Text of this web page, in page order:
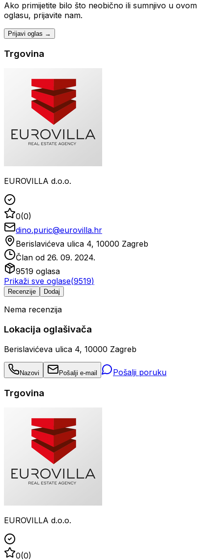
Ako primijetite bilo što neobično ili sumnjivo u ovom
oglasu, prijavite nam.
Prijavi oglas →
Trgovina
EUROVILLA d.o.o.
0(0)
dino.puric@eurovilla.hr
Berislavićeva ulica 4, 10000 Zagreb
Član od 26. 09. 2024.
9519 oglasa
Prikaži sve oglase(9519)
Recenzije Dodaj
Nema recenzija
Lokacija oglašivača
Berislavićeva ulica 4, 10000 Zagreb
Nazovi Pošalji e-mail Pošalji poruku
Trgovina
EUROVILLA d.o.o.
0(0)